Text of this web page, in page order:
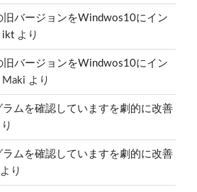
旧バージョンをWindwos10にイン
ikt より
旧バージョンをWindwos10にイン
Maki より
ムを確認していますを劇的に改善
ムを確認していますを劇的に改善
より